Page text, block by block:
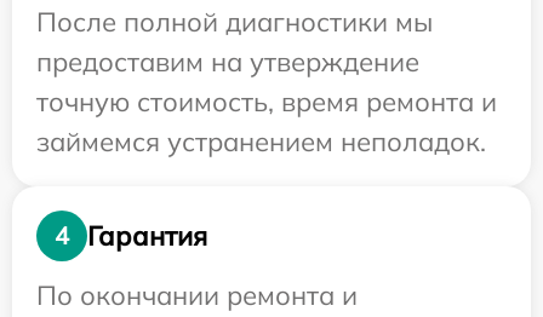
После полной диагностики мы
предоставим на утверждение
точную стоимость, время ремонта и
займемся устранением неполадок.
4
Гарантия
По окончании ремонта и